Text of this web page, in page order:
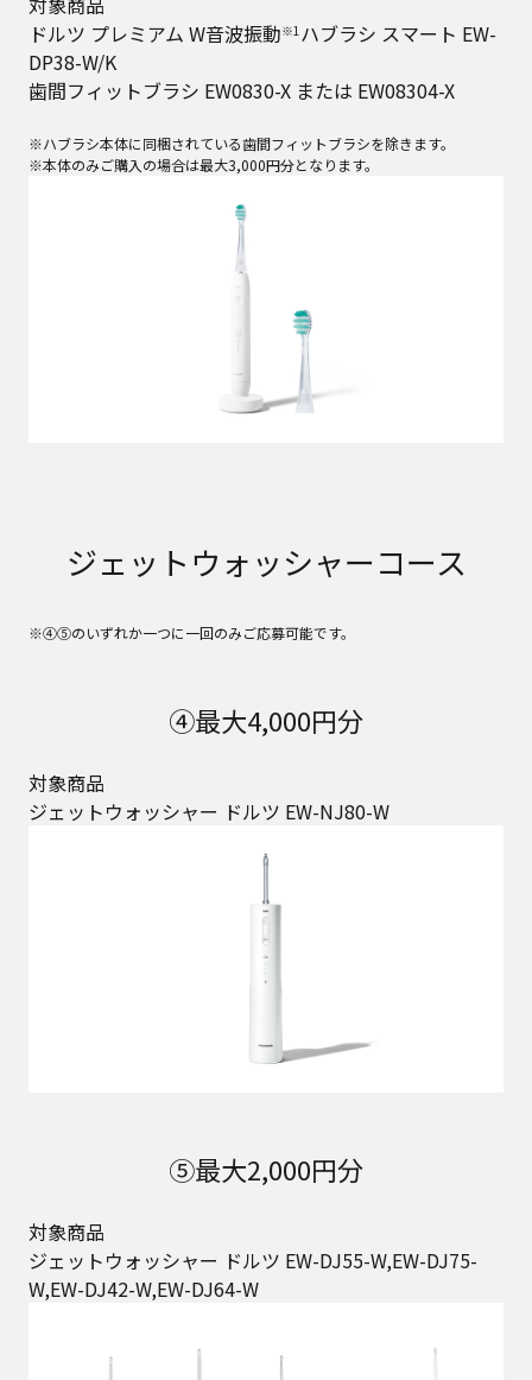
ドルツ プレミアム W音波振動※1ハブラシ スマート EW-
DP38-W/K
歯間フィットブラシ EW0830-X または EW08304-X
※ハブラシ本体に同梱されている歯間フィットブラシを除きます。
※本体のみご購入の場合は最大3,000円分となります。
ジェットウォッシャーコース
※④⑤のいずれか一つに一回のみご応募可能です。
④最大4,000円分
対象商品
ジェットウォッシャー ドルツ EW-NJ80-W
⑤最大2,000円分
対象商品
ジェットウォッシャー ドルツ EW-DJ55-W,EW-DJ75-
W,EW-DJ42-W,EW-DJ64-W